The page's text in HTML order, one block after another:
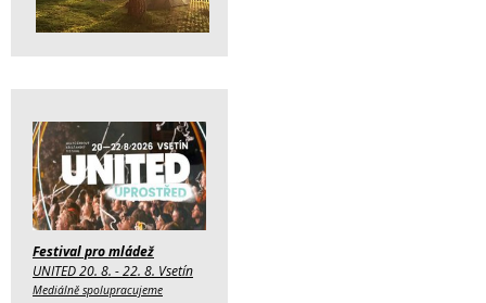
Festival pro mládež
UNITED 20. 8. - 22. 8. Vsetín
Mediálně spolupracujeme